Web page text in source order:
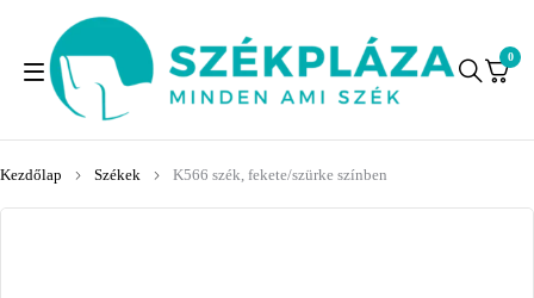
0
Kezdőlap Székek K566 szék, fekete/szürke színben